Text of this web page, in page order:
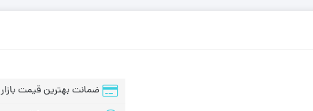
ضمانت بهترین قیمت بازار